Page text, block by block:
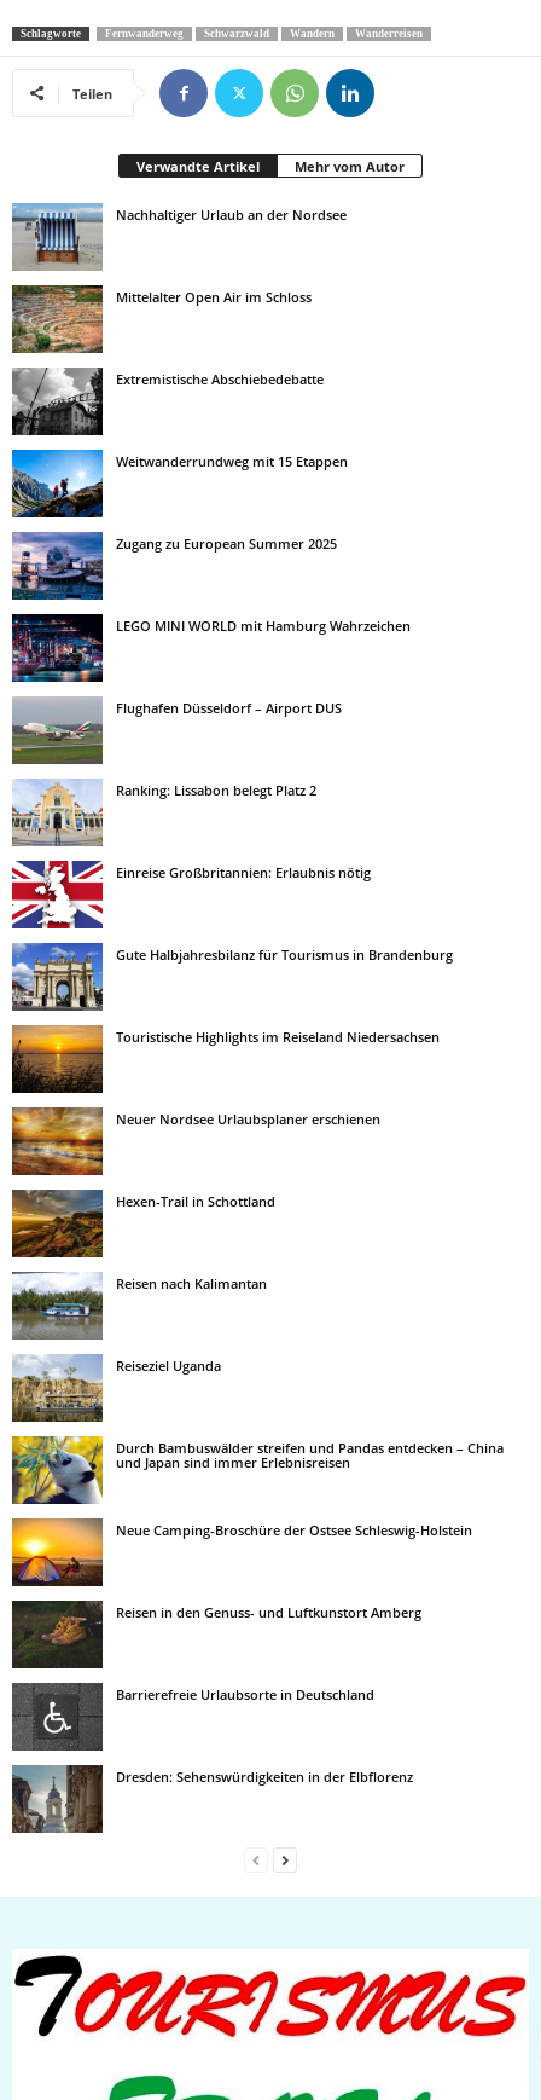
Schlagworte Fernwanderweg Schwarzwald Wandern Wanderreisen
Teilen
Verwandte Artikel Mehr vom Autor
Nachhaltiger Urlaub an der Nordsee
Mittelalter Open Air im Schloss
Extremistische Abschiebedebatte
Weitwanderrundweg mit 15 Etappen
Zugang zu European Summer 2025
LEGO MINI WORLD mit Hamburg Wahrzeichen
Flughafen Düsseldorf – Airport DUS
Ranking: Lissabon belegt Platz 2
Einreise Großbritannien: Erlaubnis nötig
Gute Halbjahresbilanz für Tourismus in Brandenburg
Touristische Highlights im Reiseland Niedersachsen
Neuer Nordsee Urlaubsplaner erschienen
Hexen-Trail in Schottland
Reisen nach Kalimantan
Reiseziel Uganda
Durch Bambuswälder streifen und Pandas entdecken – China
und Japan sind immer Erlebnisreisen
Neue Camping-Broschüre der Ostsee Schleswig-Holstein
Reisen in den Genuss- und Luftkunstort Amberg
Barrierefreie Urlaubsorte in Deutschland
Dresden: Sehenswürdigkeiten in der Elbflorenz